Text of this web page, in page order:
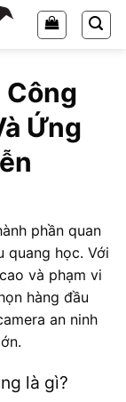
Công
Ứng
phần quan
quang học. Với
và phạm vi
hàng đầu
an ninh
là gì?